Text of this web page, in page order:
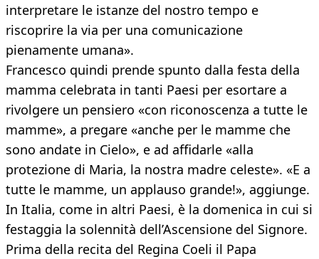
interpretare le istanze del nostro tempo e
riscoprire la via per una comunicazione
pienamente umana».
Francesco quindi prende spunto dalla festa della
mamma celebrata in tanti Paesi per esortare a
rivolgere un pensiero «con riconoscenza a tutte le
mamme», a pregare «anche per le mamme che
sono andate in Cielo», e ad affidarle «alla
protezione di Maria, la nostra madre celeste». «E a
tutte le mamme, un applauso grande!», aggiunge.
In Italia, come in altri Paesi, è la domenica in cui si
festaggia la solennità dell’Ascensione del Signore.
Prima della recita del Regina Coeli il Papa